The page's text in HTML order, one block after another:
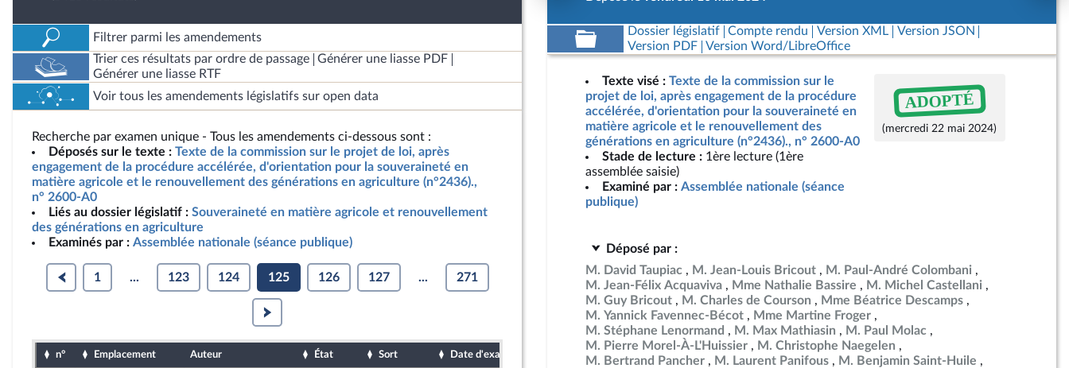
Filtrer parmi les amendements
Trier ces résultats par ordre de passage
Générer une liasse PDF
Générer une liasse RTF
Voir tous les amendements législatifs sur open data
Recherche par examen unique - Tous les amendements ci-dessous sont :
Déposés sur le texte : Texte de la commission sur le projet de loi, après
engagement de la procédure accélérée, d'orientation pour la souveraineté en
matière agricole et le renouvellement des générations en agriculture (n°2436).,
n° 2600-A0
Liés au dossier législatif : Souveraineté en matière agricole et renouvellement
des générations en agriculture
Examinés par : Assemblée nationale (séance publique)
1 ... 123 124 125 126 127 ... 271
n° Emplacement Auteur État Sort Date d'examen Date de dépôt
Dossier législatif Compte rendu Version XML
Version JSON
Version PDF
Version Word/LibreOffice
Texte visé : Texte de la commission sur le
projet de loi, après engagement de la procédure
accélérée, d'orientation pour la souveraineté en
matière agricole et le renouvellement des
générations en agriculture (n°2436)., n° 2600-A0
Stade de lecture : 1ère lecture (1ère
assemblée saisie)
Examiné par : Assemblée nationale (séance
publique)
ADOPTÉ
(mercredi 22 mai 2024)
Déposé par :
M. David Taupiac
M. Jean-Louis Bricout
M. Paul-André Colombani
M. Jean-Félix Acquaviva
Mme Nathalie Bassire
M. Michel Castellani
M. Guy Bricout
M. Charles de Courson
Mme Béatrice Descamps
M. Yannick Favennec-Bécot
Mme Martine Froger
M. Stéphane Lenormand
M. Max Mathiasin
M. Paul Molac
M. Pierre Morel-À-L'Huissier
M. Christophe Naegelen
M. Bertrand Pancher
M. Laurent Panifous
M. Benjamin Saint-Huile